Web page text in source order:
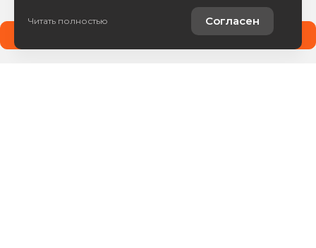
Получить предложение
Читать полностью Согласен